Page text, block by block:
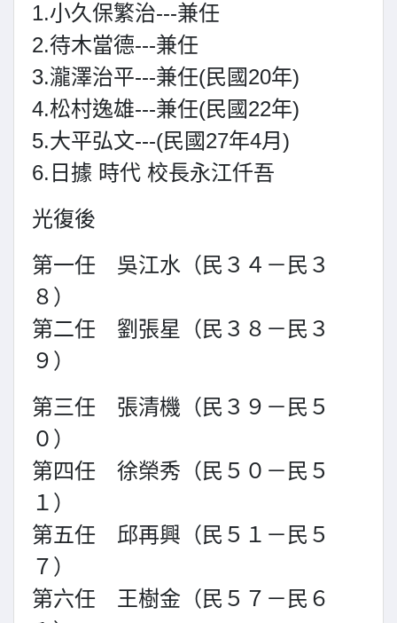
1.小久保繁治---兼任
2.待木當德---兼任
3.瀧澤治平---兼任(民國20年)
4.松村逸雄---兼任(民國22年)
5.大平弘文---(民國27年4月)
6.日據 時代 校長永江仟吾
光復後
第一任 吳江水（民３４－民３
８）
第二任 劉張星（民３８－民３
９）
第三任 張清機（民３９－民５
０）
第四任 徐榮秀（民５０－民５
１）
第五任 邱再興（民５１－民５
７）
第六任 王樹金（民５７－民６